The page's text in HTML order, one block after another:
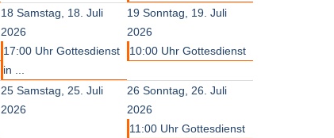
18 Samstag, 18. Juli
2026
17:00 Uhr Gottesdienst
in ...
19 Sonntag, 19. Juli
2026
10:00 Uhr Gottesdienst
25 Samstag, 25. Juli
2026
26 Sonntag, 26. Juli
2026
11:00 Uhr Gottesdienst